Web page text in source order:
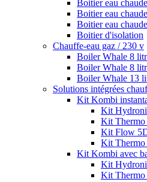
Boitier eau
Boitier eau
Boitier eau
Boitier d'isolation
Chauffe-eau gaz / 230 v
Boiler Whale 8
Boiler Whale 8
Boiler Whale 13
Solutions intégrées
Kit Kombi
Kit
Kit Thermo
Kit Flow
Kit Thermo
Kit Kombi avec
Kit
Kit Thermo